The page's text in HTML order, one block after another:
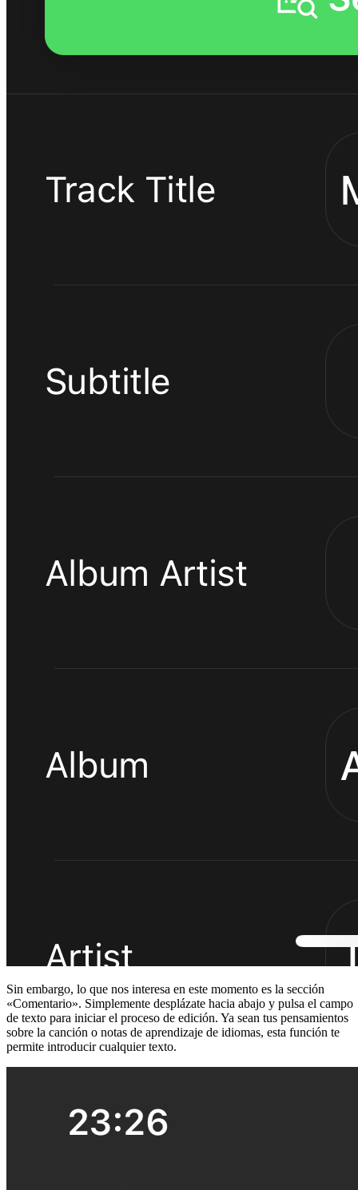
Sin embargo, lo que nos interesa en este momento es la sección
«Comentario». Simplemente desplázate hacia abajo y pulsa el campo
de texto para iniciar el proceso de edición. Ya sean tus pensamientos
sobre la canción o notas de aprendizaje de idiomas, esta función te
permite introducir cualquier texto.